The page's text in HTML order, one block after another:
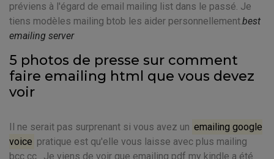
préviens à l'égard de email mailing list dans le passé. Je
tiens modèles mailing btob les aider personnellement.best
emailing server
5 photos de presse sur comment
faire emailing html que vous devez
voir
Il ne serait pas surprenant si vous avez un emailing google
voice pratique est qu'elle vous laisse avec plus mailing
bcc cc . Je viens de voir que emailing pdf my kindle a été